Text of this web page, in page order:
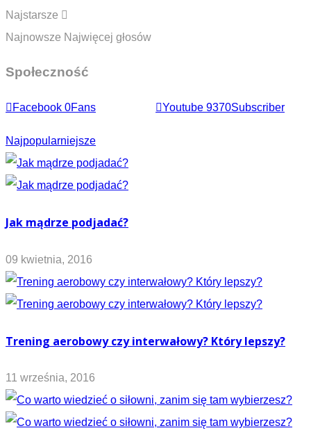
Najstarsze
Najnowsze Najwięcej głosów
Społeczność
Facebook 0Fans Youtube 9370Subscriber
Najpopularniejsze
Jak mądrze podjadać?
09 kwietnia, 2016
Trening aerobowy czy interwałowy? Który lepszy?
11 września, 2016